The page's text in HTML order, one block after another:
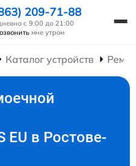
209-71-88
с 9:00 до 21:00
мне утром
Каталог устройств
EU в Ростове-